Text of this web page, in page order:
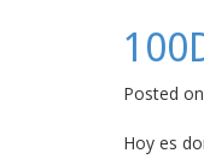
Posted on
Hoy es